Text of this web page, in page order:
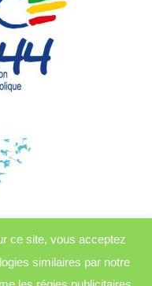
ce site, vous acceptez
similaires par notre